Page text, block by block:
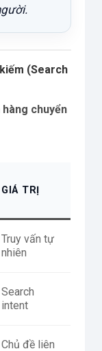
(Search
chuyển
GIÁ TRỊ
Truy vấn tự
nhiên
Search
intent
Chủ đề liên